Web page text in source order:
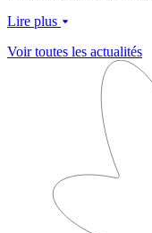
Lire plus
Voir toutes les actualités